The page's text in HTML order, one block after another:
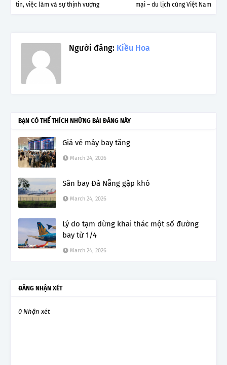
mại – du lịch cùng Việt Nam
tin, việc làm và sự thịnh vượng
Người đăng: Kiều Hoa
BẠN CÓ THỂ THÍCH NHỮNG BÀI ĐĂNG NÀY
Giá vé máy bay tăng
March 24, 2026
Sân bay Đà Nẵng gặp khó
March 24, 2026
Lý do tạm dừng khai thác một số đường
bay từ 1/4
March 24, 2026
ĐĂNG NHẬN XÉT
0 Nhận xét